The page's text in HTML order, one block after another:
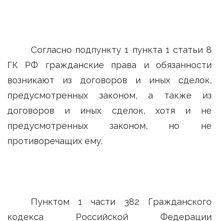
Согласно подпункту 1 пункта 1 статьи 8
ГК РФ гражданские права и обязанности
возникают из договоров и иных сделок,
предусмотренных законом, а также из
договоров и иных сделок, хотя и не
предусмотренных законом, но не
противоречащих ему.
Пунктом 1 части 382 Гражданского
кодекса Российской Федерации